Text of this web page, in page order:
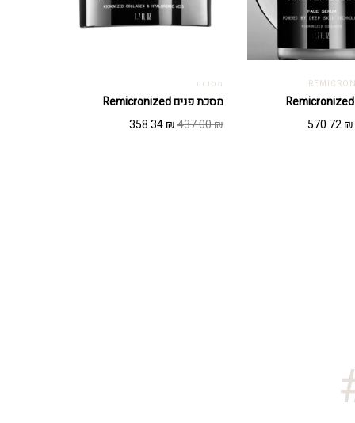
המחיר570.72₪
המחיר
מסכות
מסכת פנים Remicronized
437.00₪
המחיר358.34₪
המחיר